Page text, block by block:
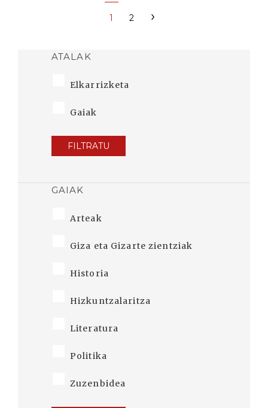
1 2 ›
ATALAK
Elkarrizketa
Gaiak
FILTRATU
GAIAK
Arteak
Giza eta Gizarte zientziak
Historia
Hizkuntzalaritza
Literatura
Politika
Zuzenbidea